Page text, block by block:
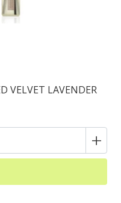
VELVET LAVENDER
+